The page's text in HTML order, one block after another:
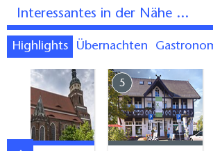
Interessantes in der Nähe ...
Highlights Übernachten
5